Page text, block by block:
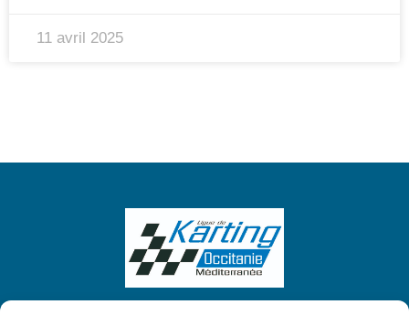
11 avril 2025